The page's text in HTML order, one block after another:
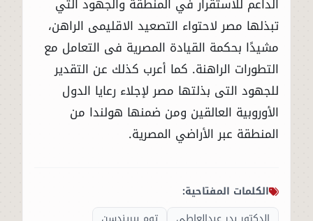
تبذلها مصر لاحتواء التصعيد الاقليمى الراهن،
مشيدًا بحكمة القيادة المصرية فى التعامل مع
التطورات الراهنة. كما أعرب كذلك عن التقدير
للجهود التى بذلتها مصر لإجلاء رعايا الدول
الأوروبية العالقين ومن ضمنها هولندا من
المنطقة عبر الأراضي المصرية.
الكلمات المفتاحية: